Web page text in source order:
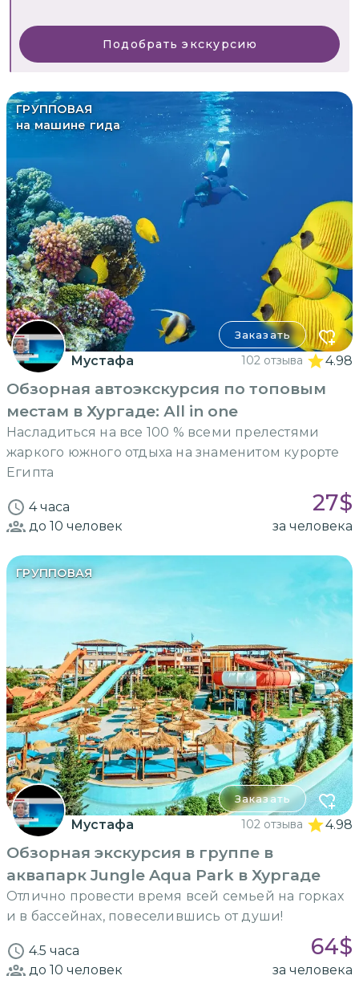
Подобрать экскурсию
ГРУППОВАЯ
на машине гида
Заказать
Мустафа 102 отзыва 4.98
Обзорная автоэкскурсия по топовым
местам в Хургаде: Аll in one
Насладиться на все 100 % всеми прелестями
жаркого южного отдыха на знаменитом курорте
Египта
4 часа 27$
до 10 человек за человека
ГРУППОВАЯ
Заказать
Мустафа 102 отзыва 4.98
Обзорная экскурсия в группе в
аквапарк Jungle Aqua Park в Хургаде
Отлично провести время всей семьей на горках
и в бассейнах, повеселившись от души!
4.5 часа 64$
до 10 человек за человека